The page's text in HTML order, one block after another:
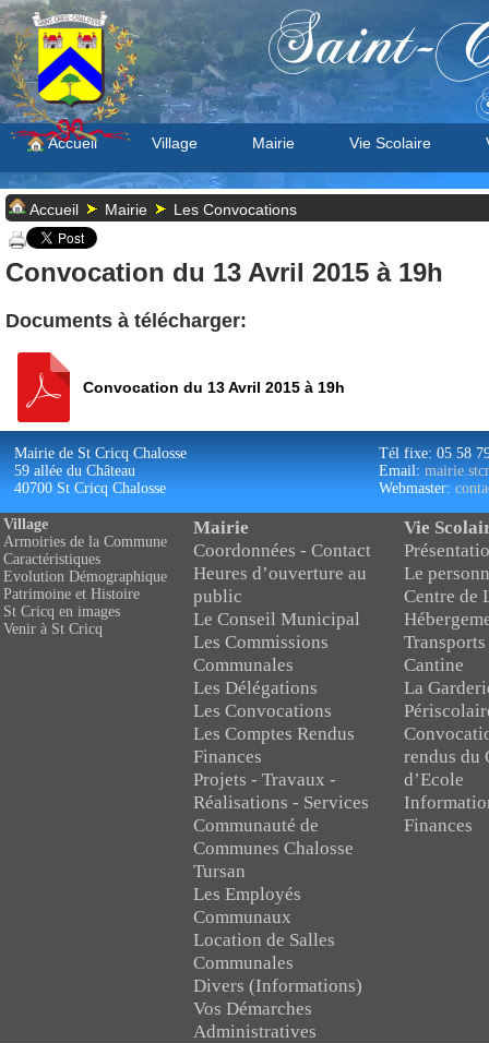
Saint-
Accueil Village Mairie Vie Scolaire
Accueil Mairie Les Convocations
Convocation du 13 Avril 2015 à 19h
Documents à télécharger:
Convocation du 13 Avril 2015 à 19h
Mairie de St Cricq Chalosse
59 allée du Château
40700 St Cricq Chalosse
Tél fixe: 05 58
Email:
Webmaster:
Village
Armoiries de la Commune
Caractéristiques
Evolution Démographique
Patrimoine et Histoire
St Cricq en images
Venir à St Cricq
Mairie
Coordonnées - Contact
Heures d’ouverture au
public
Le Conseil Municipal
Les Commissions
Communales
Les Délégations
Les Convocations
Les Comptes Rendus
Finances
Projets - Travaux -
Réalisations - Services
Communauté de
Communes Chalosse
Tursan
Les Employés
Communaux
Location de Salles
Communales
Divers (Informations)
Vos Démarches
Administratives
Vie
Le
Centre de
Cantine
La
rendus du
d’Ecole
Finances